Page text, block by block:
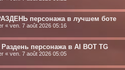
персонажа в лучшем боте
« ven. 7 août 2026 05:16
персонажа в AI BOT TG
« ven. 7 août 2026 05:05